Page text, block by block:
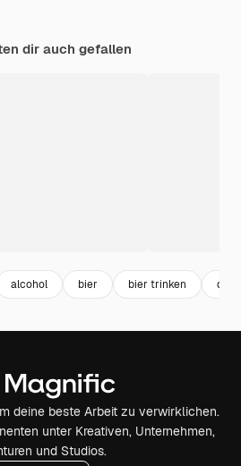
dir auch gefallen
alcohol bier bier trinken
deine beste Arbeit zu verwirklichen.
unter Kreativen, Unternehmen,
und Studios.